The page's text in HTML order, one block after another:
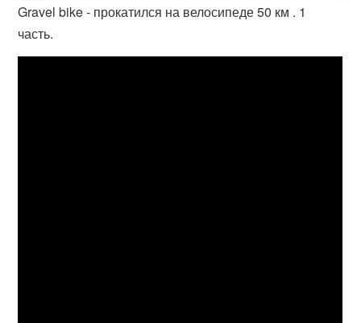
Gravel bike - прокатился на велосипеде 50 км . 1
часть.